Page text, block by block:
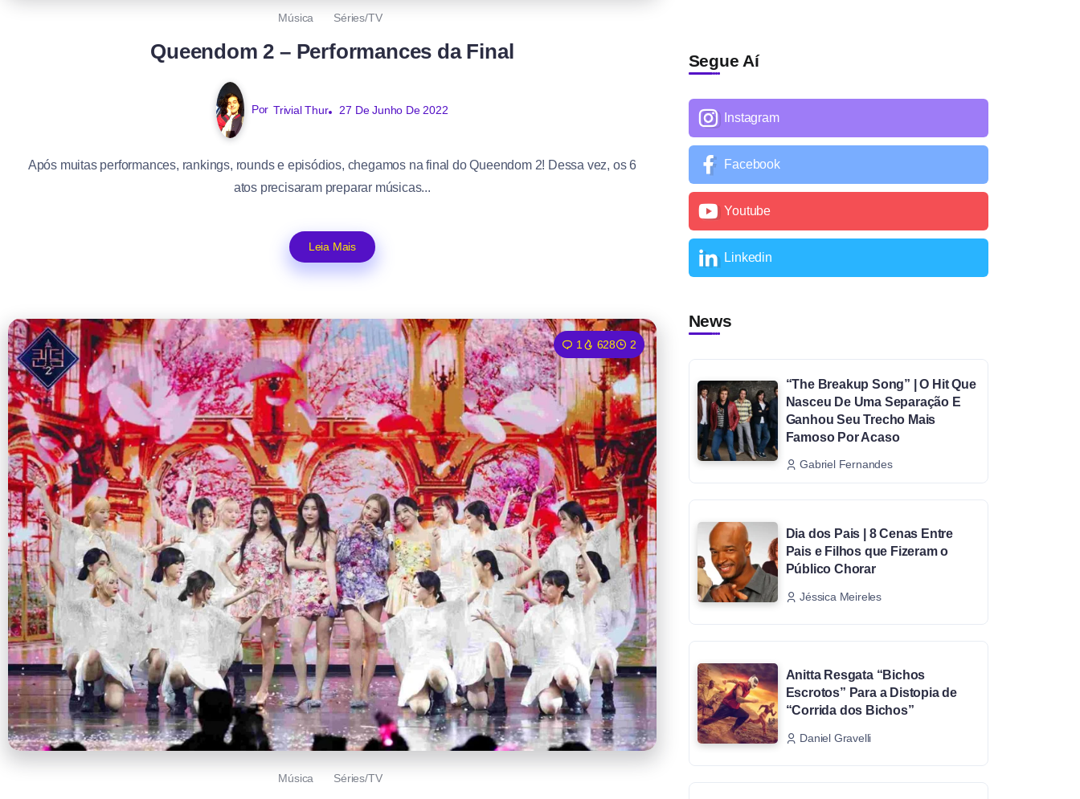
Música Séries/TV
Queendom 2 – Performances da Final
Por Trivial Thur 27 De Junho De 2022
Após muitas performances, rankings, rounds e episódios, chegamos na final do Queendom 2! Dessa vez, os 6
atos precisaram preparar músicas...
Leia Mais
1 628 2
Música Séries/TV
Segue Aí
Instagram
Facebook
Youtube
Linkedin
News
“The Breakup Song” | O Hit Que
Nasceu De Uma Separação E
Ganhou Seu Trecho Mais
Famoso Por Acaso
Gabriel Fernandes
Dia dos Pais | 8 Cenas Entre
Pais e Filhos que Fizeram o
Público Chorar
Jéssica Meireles
Anitta Resgata “Bichos
Escrotos” Para a Distopia de
“Corrida dos Bichos”
Daniel Gravelli